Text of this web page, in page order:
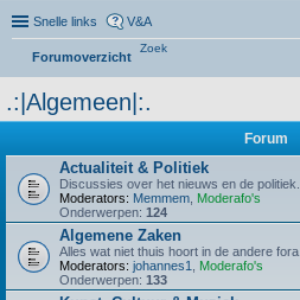
Snelle links V&A
Forumoverzicht
Zoek
.:|Algemeen|:.
Forum
Actualiteit & Politiek
Discussies over het nieuws en de politiek.
Moderators: Memmem Moderafo's
Onderwerpen: 124
Algemene Zaken
Alles wat niet thuis hoort in de andere fora.
Moderators: johannes1
Moderafo's
Onderwerpen: 133